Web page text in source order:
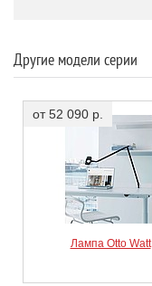
Другие модели серии
от 52 090 р.
Лампа Otto Watt